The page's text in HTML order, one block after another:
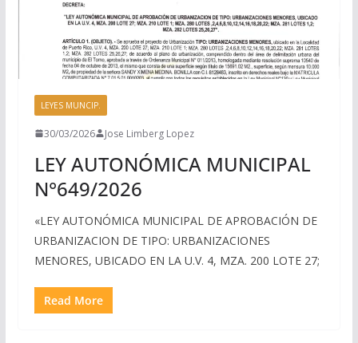
LEYES MUNCIP.
30/03/2026 Jose Limberg Lopez
LEY AUTONÓMICA MUNICIPAL
N°649/2026
«LEY AUTONÓMICA MUNICIPAL DE APROBACIÓN DE
URBANIZACION DE TIPO: URBANIZACIONES
MENORES, UBICADO EN LA U.V. 4, MZA. 200 LOTE 27;
Read More